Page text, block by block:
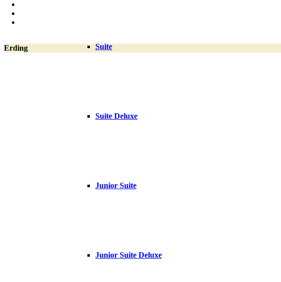
Suite
Suite Deluxe
Junior Suite
Junior Suite Deluxe
Erding